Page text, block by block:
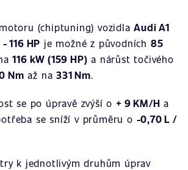
(chiptuning) vozidlaAudi A1
116 HP je možné z původních 85
116 kW (159 HP) a nárůst točivého
Nm až na331 Nm.
se po úpravě zvýší o + 9 KM/H a
se sníží v průměru o -0,70 L /
k jednotlivým druhům úprav